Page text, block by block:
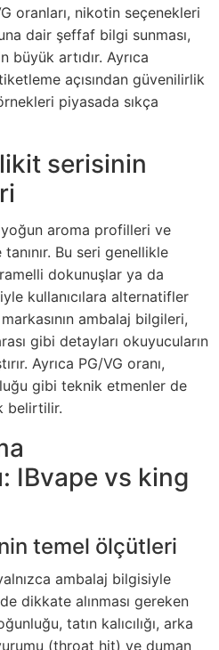
oranları, nikotin seçenekleri
dair şeffaf bilgi sunması,
büyük artıdır. Ayrıca
açısından güvenilirlik
piyasada sıkça
serisinin
aroma profilleri ve
Bu seri genellikle
dokunuşlar ya da
kullanıcılara alternatifler
markasının ambalaj bilgileri,
gibi detayları okuyucuların
Ayrıca PG/VG oranı,
gibi teknik etmenler de
belirtilir.
IBvape vs king
temel ölçütleri
ambalaj bilgisiyle
dikkate alınması gereken
tatın kalıcılığı, arka
(throat hit) ve duman